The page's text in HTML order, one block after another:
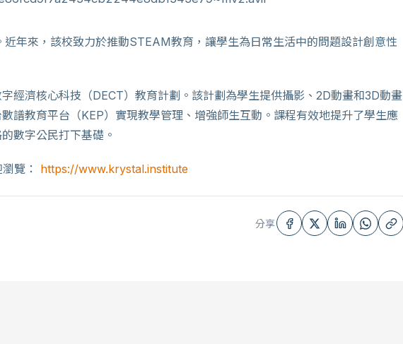
年來，該校致力於推動STEAM教育，讓學生為日常生活中的問題設計創意性
經濟核心科技（DECT）教育計劃。該計劃為學生提供攝影、2D動畫和3D動畫
譜教育平台（KEP）實現教學管理、增強師生互動。課程有效地提升了學生應
數字公民打下基礎。
覽： https://www.krystal.institute
分享